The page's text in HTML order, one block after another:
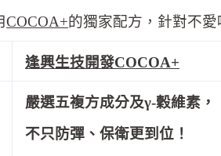
COCOA+的獨家配方，針對不
逢興生技開發COCOA+
嚴選五複方成分及γ-穀維素，
不只防彈、保衛更到位！